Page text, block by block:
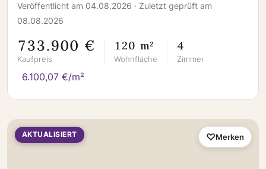
Veröffentlicht am 04.08.2026 · Zuletzt geprüft am
08.08.2026
733.900 €
Kaufpreis
120 m²
Wohnfläche
4
Zimmer
6.100,07 €/m²
AKTUALISIERT Merken